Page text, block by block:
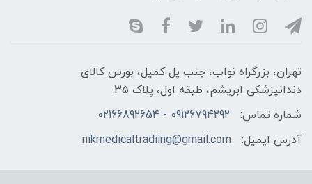
تهران، بزرگراه نواب، جنب پل کمیل، بورس کالای
دندانپزشکی ابریشم، طبقه اول، پلاک 35
شماره تماس:
09126794292 - 02166892654
آدرس ایمیل:
nikmedicaltradiing@gmail.com